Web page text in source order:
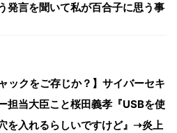
発言を聞いて私が百合子に思う事
ックをご存じか？】サイバーセキ
担当大臣こと桜田義孝『USBを使
を入れるらしいですけど』➝炎上